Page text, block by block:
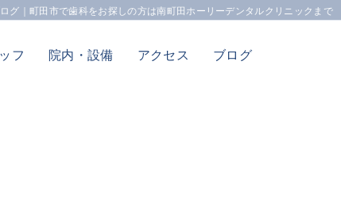
グ｜町田市で歯科をお探しの方は南町田ホーリーデンタルクリニックまで
フ 院内・設備 アクセス ブログ